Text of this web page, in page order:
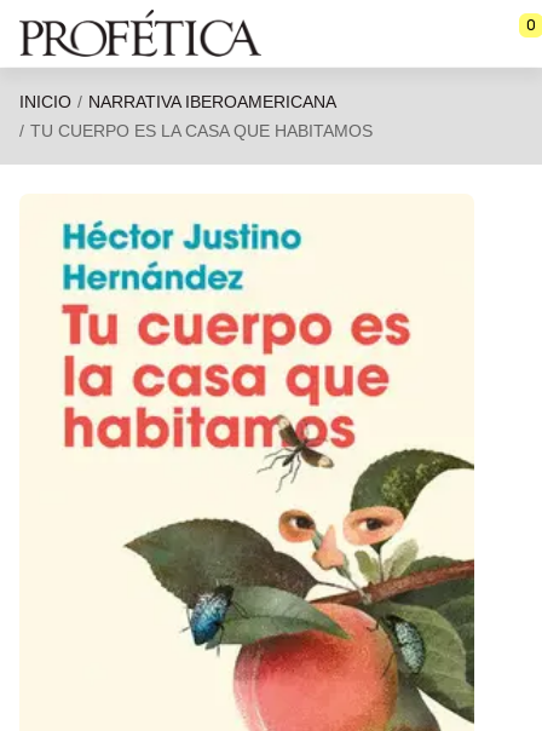
Saltar al contenido principal
0
INICIO
NARRATIVA IBEROAMERICANA
TU CUERPO ES LA CASA QUE HABITAMOS